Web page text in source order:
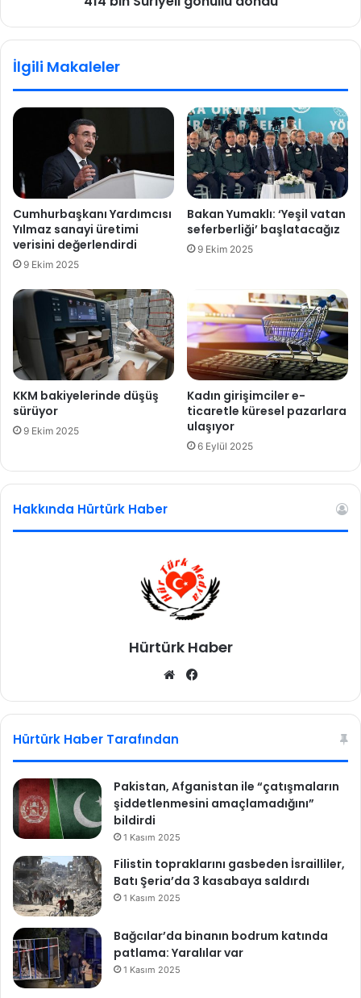
ö
l
d
ö
d
ü
İlgili Makaleler
Cumhurbaşkanı Yardımcısı
Yılmaz sanayi üretimi
verisini değerlendirdi
9 Ekim 2025
Bakan Yumaklı: ‘Yeşil vatan
seferberliği’ başlatacağız
9 Ekim 2025
KKM bakiyelerinde düşüş
sürüyor
9 Ekim 2025
Kadın girişimciler e-
ticaretle küresel pazarlara
ulaşıyor
6 Eylül 2025
Hakkında Hürtürk Haber
Hürtürk Haber
We
sit bo
Hürtürk Haber Tarafından
Pakistan, Afganistan ile “çatışmaların
şiddetlenmesini amaçlamadığını”
bildirdi
1 Kasım 2025
Filistin topraklarını gasbeden İsrailliler,
Batı Şeria’da 3 kasabaya saldırdı
1 Kasım 2025
Bağcılar’da binanın bodrum katında
patlama: Yaralılar var
1 Kasım 2025